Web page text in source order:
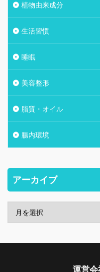
植物由来成分
生活習慣
睡眠
美容整形
脂質・オイル
腸内環境
アーカイブ
運営会